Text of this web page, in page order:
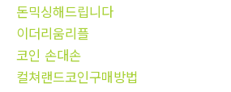
돈믹싱해드립니다
이더리움리플
코인 손대손
컬쳐랜드코인구매방법